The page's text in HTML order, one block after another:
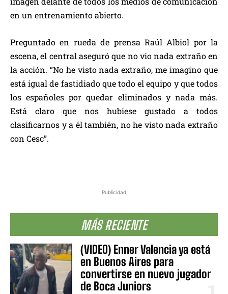
Publicidad
MÁS RECIENTE
(VIDEO) Enner Valencia ya está
en Buenos Aires para
convertirse en nuevo jugador
de Boca Juniors
en un entrenamiento abierto.
Preguntado en rueda de prensa Raúl Albiol por la
escena, el central aseguró que no vio nada extraño en
la acción. “No he visto nada extraño, me imagino que
está igual de fastidiado que todo el equipo y que todos
los españoles por quedar eliminados y nada más.
Está claro que nos hubiese gustado a todos
clasificarnos y a él también, no he visto nada extraño
con Cesc”.